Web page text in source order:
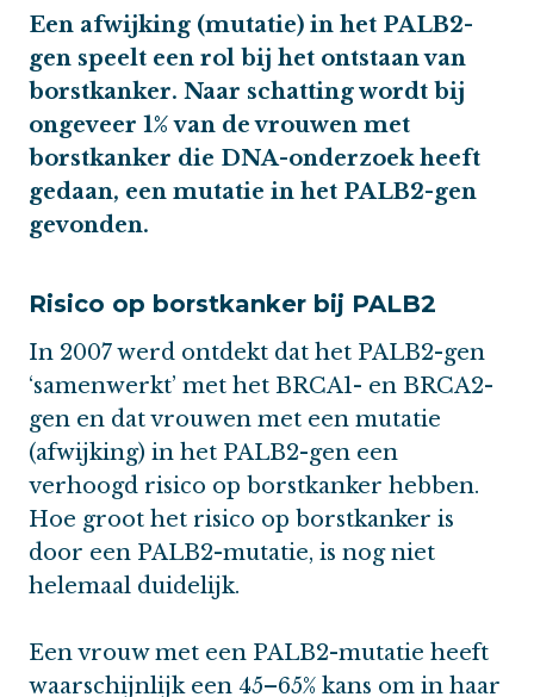
Een afwijking (mutatie) in het PALB2-
gen speelt een rol bij het ontstaan van
borstkanker. Naar schatting wordt bij
ongeveer 1% van de vrouwen met
borstkanker die DNA-onderzoek heeft
gedaan, een mutatie in het PALB2-gen
gevonden.
Risico op borstkanker bij PALB2
In 2007 werd ontdekt dat het PALB2-gen
‘samenwerkt’ met het BRCA1- en BRCA2-
gen en dat vrouwen met een mutatie
(afwijking) in het PALB2-gen een
verhoogd risico op borstkanker hebben.
Hoe groot het risico op borstkanker is
door een PALB2-mutatie, is nog niet
helemaal duidelijk.
Een vrouw met een PALB2-mutatie heeft
waarschijnlijk een 45–65% kans om in haar